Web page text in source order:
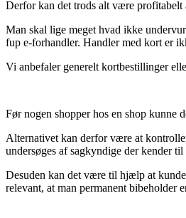
Derfor kan det trods alt være profitabelt
Man skal lige meget hvad ikke
fup e-forhandler. Handler med kort er
Vi anbefaler generelt kortbestillinger
Før nogen shopper hos en shop kunne
Alternativet kan derfor være at
undersøges af sagkyndige der kender
Desuden kan det være til hjælp at
relevant, at man permanent bibeholder